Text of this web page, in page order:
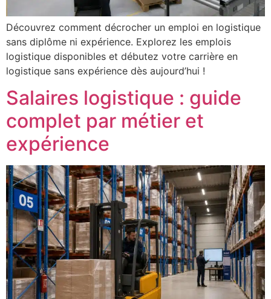
Découvrez comment décrocher un emploi en logistique
sans diplôme ni expérience. Explorez les emplois
logistique disponibles et débutez votre carrière en
logistique sans expérience dès aujourd’hui !
Salaires logistique : guide
complet par métier et
expérience